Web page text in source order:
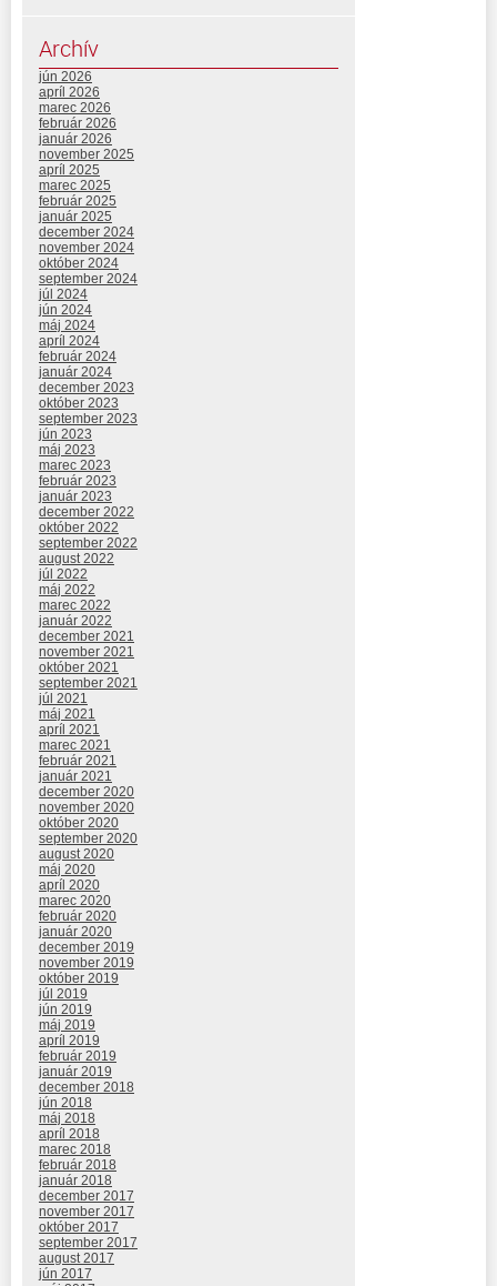
Archív
jún 2026
apríl 2026
marec 2026
február 2026
január 2026
november 2025
apríl 2025
marec 2025
február 2025
január 2025
december 2024
november 2024
október 2024
september 2024
júl 2024
jún 2024
máj 2024
apríl 2024
február 2024
január 2024
december 2023
október 2023
september 2023
jún 2023
máj 2023
marec 2023
február 2023
január 2023
december 2022
október 2022
september 2022
august 2022
júl 2022
máj 2022
marec 2022
január 2022
december 2021
november 2021
október 2021
september 2021
júl 2021
máj 2021
apríl 2021
marec 2021
február 2021
január 2021
december 2020
november 2020
október 2020
september 2020
august 2020
máj 2020
apríl 2020
marec 2020
február 2020
január 2020
december 2019
november 2019
október 2019
júl 2019
jún 2019
máj 2019
apríl 2019
február 2019
január 2019
december 2018
jún 2018
máj 2018
apríl 2018
marec 2018
február 2018
január 2018
december 2017
november 2017
október 2017
september 2017
august 2017
jún 2017